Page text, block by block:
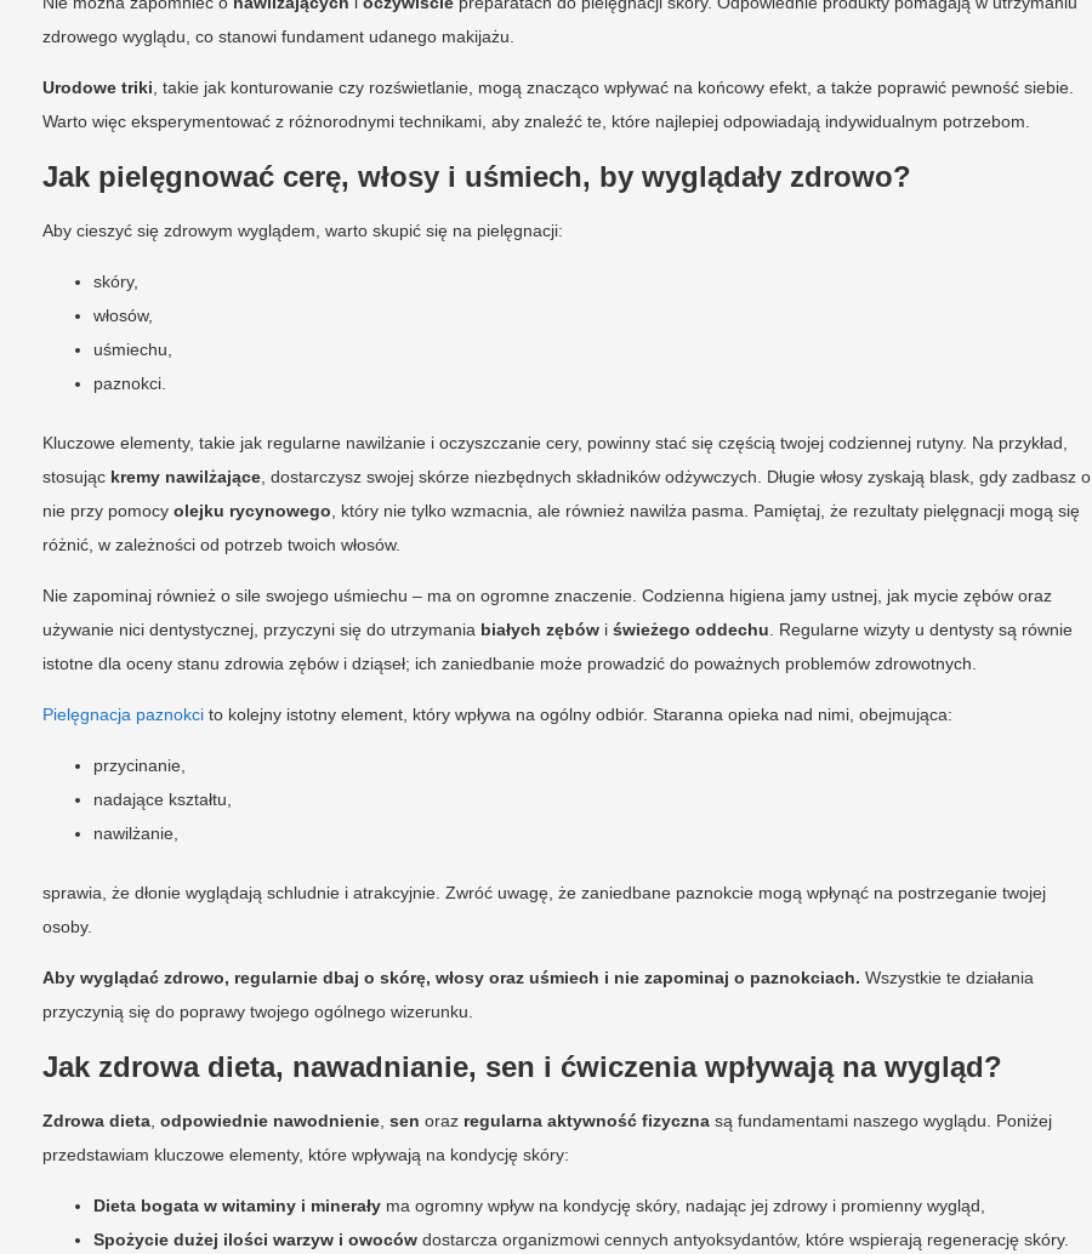
zdrowego wyglądu, co stanowi fundament udanego makijażu.
Urodowe triki , takie jak konturowanie czy rozświetlanie, mogą znacząco wpływać na końcowy efekt, a także poprawić pewność siebie.
Warto więc eksperymentować z różnorodnymi technikami, aby znaleźć te, które najlepiej odpowiadają indywidualnym potrzebom.
Jak pielęgnować cerę, włosy i uśmiech, by wyglądały zdrowo?
Aby cieszyć się zdrowym wyglądem, warto skupić się na pielęgnacji:
skóry,
włosów,
uśmiechu,
paznokci.
Kluczowe elementy, takie jak regularne nawilżanie i oczyszczanie cery, powinny stać się częścią twojej codziennej rutyny. Na przykład,
stosując kremy nawilżające , dostarczysz swojej skórze niezbędnych składników odżywczych. Długie włosy zyskają blask, gdy zadbasz o
nie przy pomocy olejku rycynowego , który nie tylko wzmacnia, ale również nawilża pasma. Pamiętaj, że rezultaty pielęgnacji mogą się
różnić, w zależności od potrzeb twoich włosów.
Nie zapominaj również o sile swojego uśmiechu – ma on ogromne znaczenie. Codzienna higiena jamy ustnej, jak mycie zębów oraz
używanie nici dentystycznej, przyczyni się do utrzymania białych zębów i świeżego oddechu . Regularne wizyty u dentysty są równie
istotne dla oceny stanu zdrowia zębów i dziąseł; ich zaniedbanie może prowadzić do poważnych problemów zdrowotnych.
Pielęgnacja paznokci to kolejny istotny element, który wpływa na ogólny odbiór. Staranna opieka nad nimi, obejmująca:
przycinanie,
nadające kształtu,
nawilżanie,
sprawia, że dłonie wyglądają schludnie i atrakcyjnie. Zwróć uwagę, że zaniedbane paznokcie mogą wpłynąć na postrzeganie twojej
osoby.
Aby wyglądać zdrowo, regularnie dbaj o skórę, włosy oraz uśmiech i nie zapominaj o paznokciach. Wszystkie te działania
przyczynią się do poprawy twojego ogólnego wizerunku.
Jak zdrowa dieta, nawadnianie, sen i ćwiczenia wpływają na wygląd?
Zdrowa dieta odpowiednie nawodnienie sen oraz regularna aktywność fizyczna są fundamentami naszego wyglądu. Poniżej
przedstawiam kluczowe elementy, które wpływają na kondycję skóry:
Dieta bogata w witaminy i minerały ma ogromny wpływ na kondycję skóry, nadając jej zdrowy i promienny wygląd,
Spożycie dużej ilości warzyw i owoców dostarcza organizmowi cennych antyoksydantów, które wspierają regenerację skóry.